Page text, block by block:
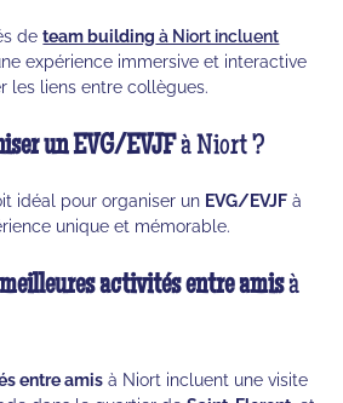
deteam building à Niort incluent
expérience immersive et interactive
les liens entre collègues.
un EVG/EVJFà Niort ?
idéal pour organiser un EVG/EVJF à
unique et mémorable.
activités entre amisà
entre amis à Niort incluent une visite